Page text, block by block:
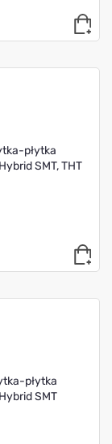
płytka
SMT, THT
płytka
SMT